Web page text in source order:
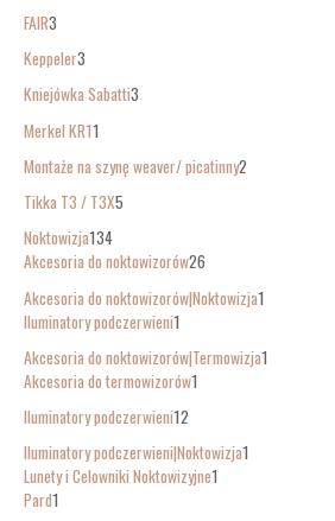
FAIR3
Keppeler3
Kniejówka Sabatti3
Merkel KR11
Montaże na szynę weaver/ picatinny2
Tikka T3 / T3X5
Noktowizja134
Akcesoria do noktowizorów26
Akcesoria do noktowizorów|Noktowizja1
Iluminatory podczerwieni1
Akcesoria do noktowizorów|Termowizja1
Akcesoria do termowizorów1
Iluminatory podczerwieni12
Iluminatory podczerwieni|Noktowizja1
Lunety i Celowniki Noktowizyjne1
Pard1